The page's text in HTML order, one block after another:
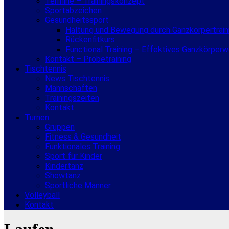
Sportabzeichen
Gesundheitssport
Haltung und Bewegung durch
Rückenfitkurs
Functional Training – Effektives
Kontakt – Probetraining
Tischtennis
News Tischtennis
Mannschaften
Trainingszeiten
Kontakt
Turnen
Gruppen
Fitness & Gesundheit
Funktionales Training
Sport für Kinder
Kindertanz
Showtanz
Sportliche Männer
Volleyball
Kontakt